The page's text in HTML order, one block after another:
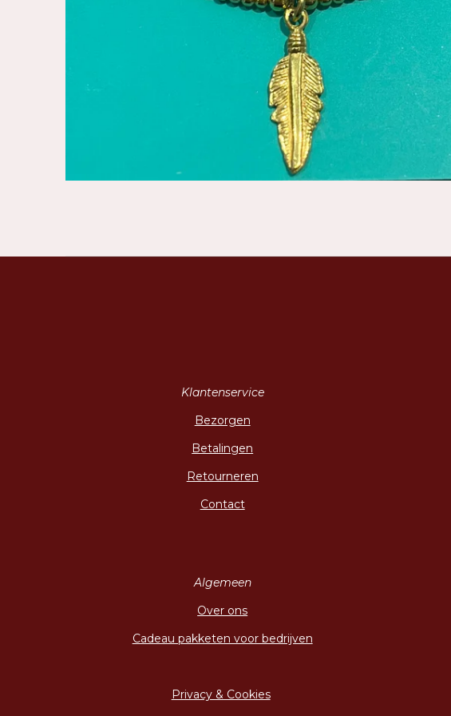
Klantenservice
Bezorgen
Betalingen
Retourneren
Contact
Algemeen
Over ons
Cadeau pakketen voor bedrijven
Privacy & Cookies